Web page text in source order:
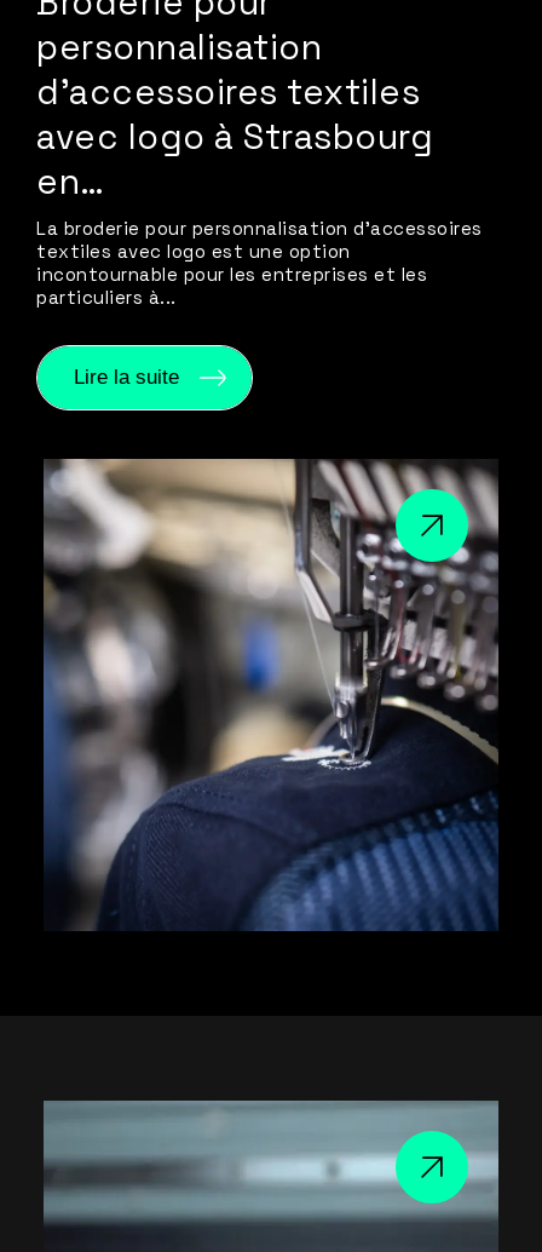
personnalisation
d’accessoires textiles
avec logo à Strasbourg
en…
La broderie pour personnalisation d’accessoires
textiles avec logo est une option
incontournable pour les entreprises et les
particuliers à...
Lire la suite